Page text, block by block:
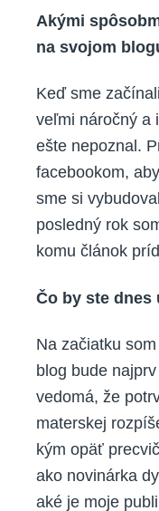
Akými
na svojom
Keď sme
veľmi náročný a
ešte nepoznal.
facebookom,
sme si
posledný rok
komu článok
Čo by ste dnes
Na začiatku
blog bude
vedomá, že
materskej
kým opäť
ako novinárka
aké je moje